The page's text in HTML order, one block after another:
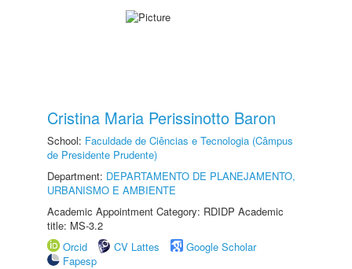
Cristina Maria Perissinotto Baron
School: Faculdade de Ciências e Tecnologia (Câmpus
de Presidente Prudente)
Department: DEPARTAMENTO DE PLANEJAMENTO,
URBANISMO E AMBIENTE
Academic Appointment Category: RDIDP Academic
title: MS-3.2
Orcid
CV Lattes
Google Scholar
Fapesp